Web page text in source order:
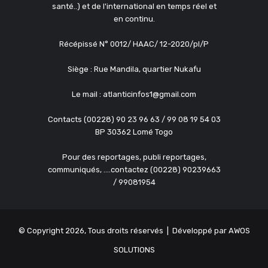
santé..) et de l'international en temps réel et
en continu.
Récépissé N° 0012/ HAAC/ 12-2020/pl/P
Siège : Rue Mandila, quartier Nukafu
Le mail : atlanticinfos1@gmail.com
Contacts (00228) 90 23 96 63 / 99 08 19 54 03
BP 30362 Lomé Togo
Pour des reportages, publi reportages,
communiqués, ....contactez (00228) 90239663
/ 99081954
© Copyright 2026, Tous droits réservés | Développé par AWOS
SOLUTIONS